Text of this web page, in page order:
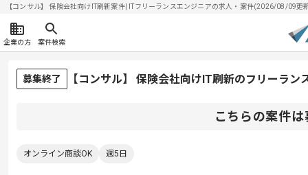
【コンサル】 保険会社向けIT刷新案件| ITフリーランスエンジニアの求人・案件(2026/08/09更
企業の方 案件検索
募集終了 【コンサル】 保険会社向けIT刷新のフリーラン
こちらの案件
オンライン商談OK 週5日